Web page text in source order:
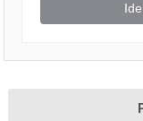
A ver si puedes